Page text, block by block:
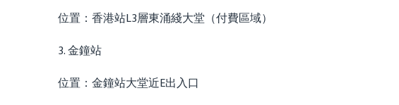
位置：香港站L3層東涌綫大堂（付費區域）
3. 金鐘站
位置：金鐘站大堂近E出入口